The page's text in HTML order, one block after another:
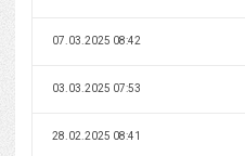
07.03.2025 08:42
03.03.2025 07:53
28.02.2025 08:41